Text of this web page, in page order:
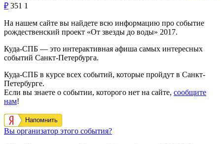
₽ 351 1
На нашем сайте вы найдете всю информацию про событие
рождественский проект «От звезды до воды» 2017.
Куда-СПБ — это интерактивная афиша самых интересных
событий Санкт-Петербурга.
Куда-СПБ в курсе всех событий, которые пройдут в Санкт-
Петербурге.
Если вы знаете о событии, которого нет на сайте, сообщите
нам!
Напомнить
Вы организатор этого события?